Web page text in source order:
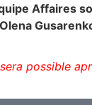
Affaires
possible